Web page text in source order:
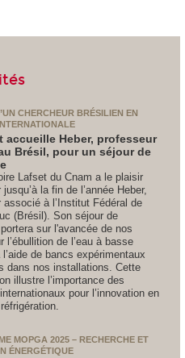
CHERCHEUR BRÉSILIEN EN
accueille Heber, professeur
Brésil, pour un séjour de
Lafset du Cnam a le plaisir
jusqu’à la fin de l’année Heber,
associé à l’Institut Fédéral de
(Brésil). Son séjour de
sur l'avancée de nos
l’ébullition de l’eau à basse
de bancs expérimentaux
dans nos installations. Cette
illustre l’importance des
pour l’innovation en
MOPGA 2025 – RECHERCHE ET
ÉNERGÉTIQUE